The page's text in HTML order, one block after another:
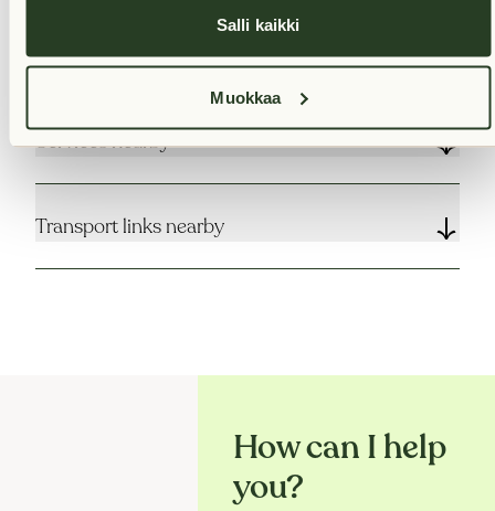
Salli kaikki
Muokkaa
Rent
Services nearby
Transport links nearby
How can I help
you?